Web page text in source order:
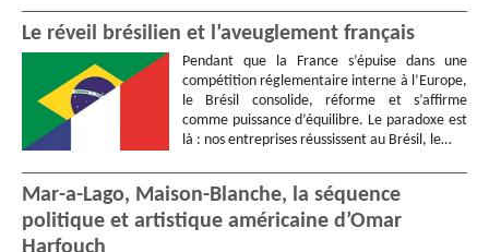
Le réveil brésilien et l’aveuglement français
Pendant que la France s’épuise dans une
compétition réglementaire interne à l’Europe,
le Brésil consolide, réforme et s’affirme
comme puissance d’équilibre. Le paradoxe est
là : nos entreprises réussissent au Brésil, le…
Mar-a-Lago, Maison-Blanche, la séquence
politique et artistique américaine d’Omar